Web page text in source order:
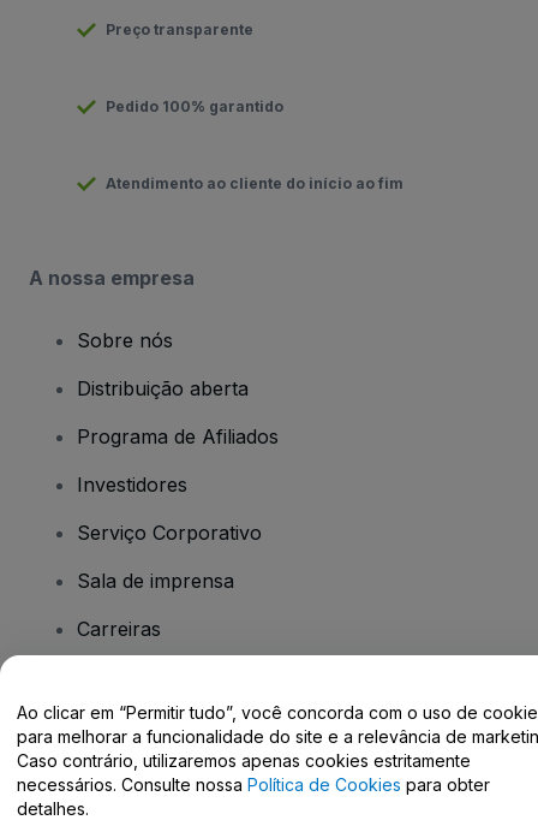
Preço transparente
Pedido 100% garantido
Atendimento ao cliente do início ao fim
A nossa empresa
Sobre nós
Distribuição aberta
Programa de Afiliados
Investidores
Serviço Corporativo
Sala de imprensa
Carreiras
Tem dúvidas?
Centro de Ajuda / Fale Conosco
Ao clicar em “Permitir tudo”, você concorda com o uso de
para melhorar a funcionalidade do site e a relevância de
Caso contrário, utilizaremos apenas cookies estritamente
necessários. Consulte nossa Política de Cookies para obter
detalhes.